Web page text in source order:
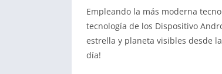
Empleando la más moderna
tecnología de los Dispositivo
estrella y planeta visibles desde
día!